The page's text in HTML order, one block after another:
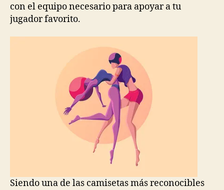
con el equipo necesario para apoyar a tu
jugador favorito.
Siendo una de las camisetas más reconocibles